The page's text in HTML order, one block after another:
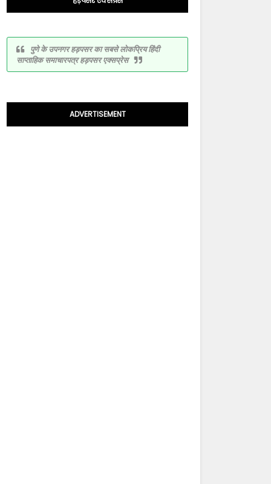
पुणे के उपनगर हड़पसर का सबसे लोकप्रिय हिंदी
साप्ताहिक समाचारपत्र हड़पसर एक्सप्रेस
ADVERTISEMENT